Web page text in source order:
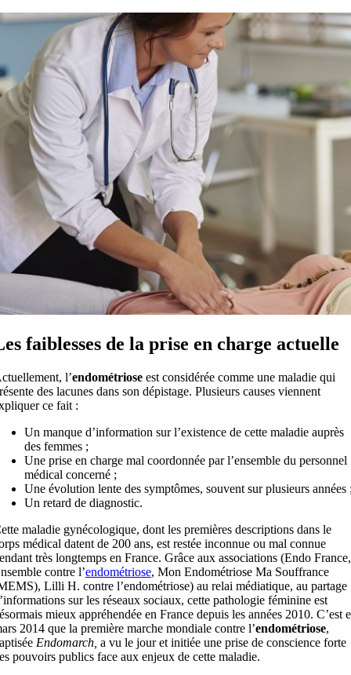
faiblesses de la prise en charge actuelle
l’endométrioseest considérée comme une maladie qui
des lacunes dans son dépistage. Plusieurs causes viennent
ce fait :
Un manque d’information sur l’existence de cette maladie auprès
des femmes ;
Une prise en charge mal coordonnée par l’ensemble du personnel
médical concerné ;
Une évolution lente des symptômes, souvent sur plusieurs années
Un retard de diagnostic.
maladie gynécologique, dont les premières descriptions dans le
médical datent de 200 ans, est restée inconnue ou mal connue
très longtemps en France. Grâce aux associations (Endo France,
contre l’endométriose, Mon Endométriose Ma Souffrance
Lilli H. contre l’endométriose) au relai médiatique, au partage
sur les réseaux sociaux, cette pathologie féminine est
mieux appréhendée en France depuis les années 2010. C’est
2014 que la première marche mondiale contre l’endométriose,
Endomarch, a vu le jour et initiée une prise de conscience forte
pouvoirs publics face aux enjeux de cette maladie.